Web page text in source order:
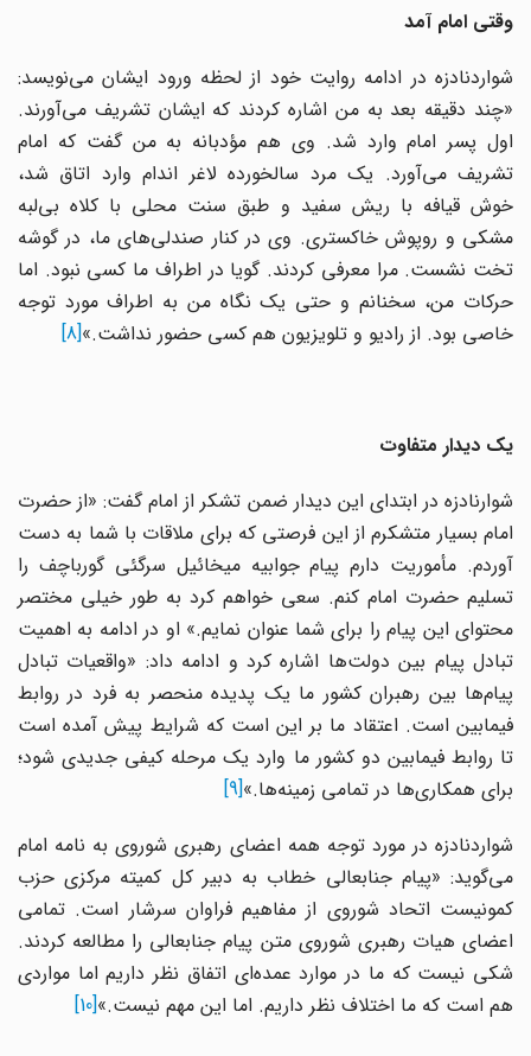
وقتی امام آمد
شواردنادزه در ادامه روایت خود از لحظه ورود ایشان می‌نویسد:
«چند دقیقه بعد به من اشاره کردند که ایشان تشریف می‌آورند.
اول پسر امام وارد شد. وی هم مؤدبانه به من گفت که امام
تشریف می‌آورد. یک مرد سالخورده لاغر اندام وارد اتاق شد،
خوش قیافه با ریش سفید و طبق سنت محلی با کلاه بی‌لبه
مشکى و روپوش خاکستری. وی در کنار صندلی‌های ما، در گوشه
تخت نشست. مرا معرفی کردند. گویا در اطراف ما کسی نبود. اما
حرکات من، سخنانم و حتی یک نگاه من به اطراف مورد توجه
خاصی بود. از رادیو و تلویزیون هم کسی حضور نداشت.»[8]
یک دیدار متفاوت
شوارنادزه در ابتدای این دیدار ضمن تشکر از امام گفت: «از حضرت
امام بسیار متشکرم از این فرصتی که برای ملاقات با شما به دست
آوردم. مأموریت دارم پیام جوابیه میخائیل سرگئی گورباچف را
تسلیم حضرت امام کنم. سعی خواهم کرد به طور خیلی مختصر
محتوای این پیام را برای شما عنوان نمایم.» او در ادامه به اهمیت
تبادل پیام بین دولت‌ها اشاره کرد و ادامه داد: «واقعیات تبادل
پیام‌ها بین رهبران کشور ما یک پدیده منحصر به فرد در روابط
فیمابین است. اعتقاد ما بر این است که شرایط پیش آمده است
تا روابط فیمابین دو کشور ما وارد یک مرحله کیفی جدیدی شود؛
برای همکاری‌ها در تمامی زمینه‌ها.»[9]
شواردنادزه در مورد توجه همه اعضای رهبری شوروی به نامه امام
می‌گوید: «پیام جنابعالی خطاب به دبیر کل کمیته مرکزی حزب
کمونیست اتحاد شوروی از مفاهیم فراوان سرشار است. تمامی
اعضای هیات رهبری شوروی متن پیام جنابعالی را مطالعه کردند.
شکی نیست که ما در موارد عمده‌ای اتفاق نظر داریم اما مواردی
هم است که ما اختلاف نظر داریم. اما این مهم نیست.»[10]